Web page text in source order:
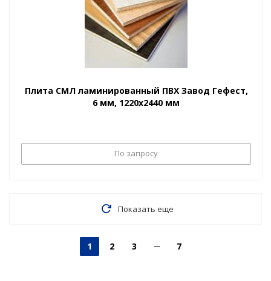
Плита СМЛ ламинированный ПВХ Завод Гефест,
6 мм, 1220х2440 мм
По запросу
Показать еще
1 2 3 7